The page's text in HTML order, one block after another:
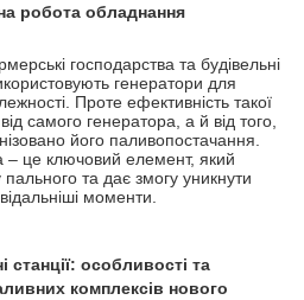
робота обладнання
господарства та будівельні
генератори для
Проте ефективність такої
самого генератора, а й від того,
його паливопостачання.
– це ключовий елемент, який
пального та дає змогу уникнути
моменти.
станції: особливості та
комплексів нового